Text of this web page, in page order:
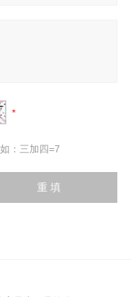
：三加四=7